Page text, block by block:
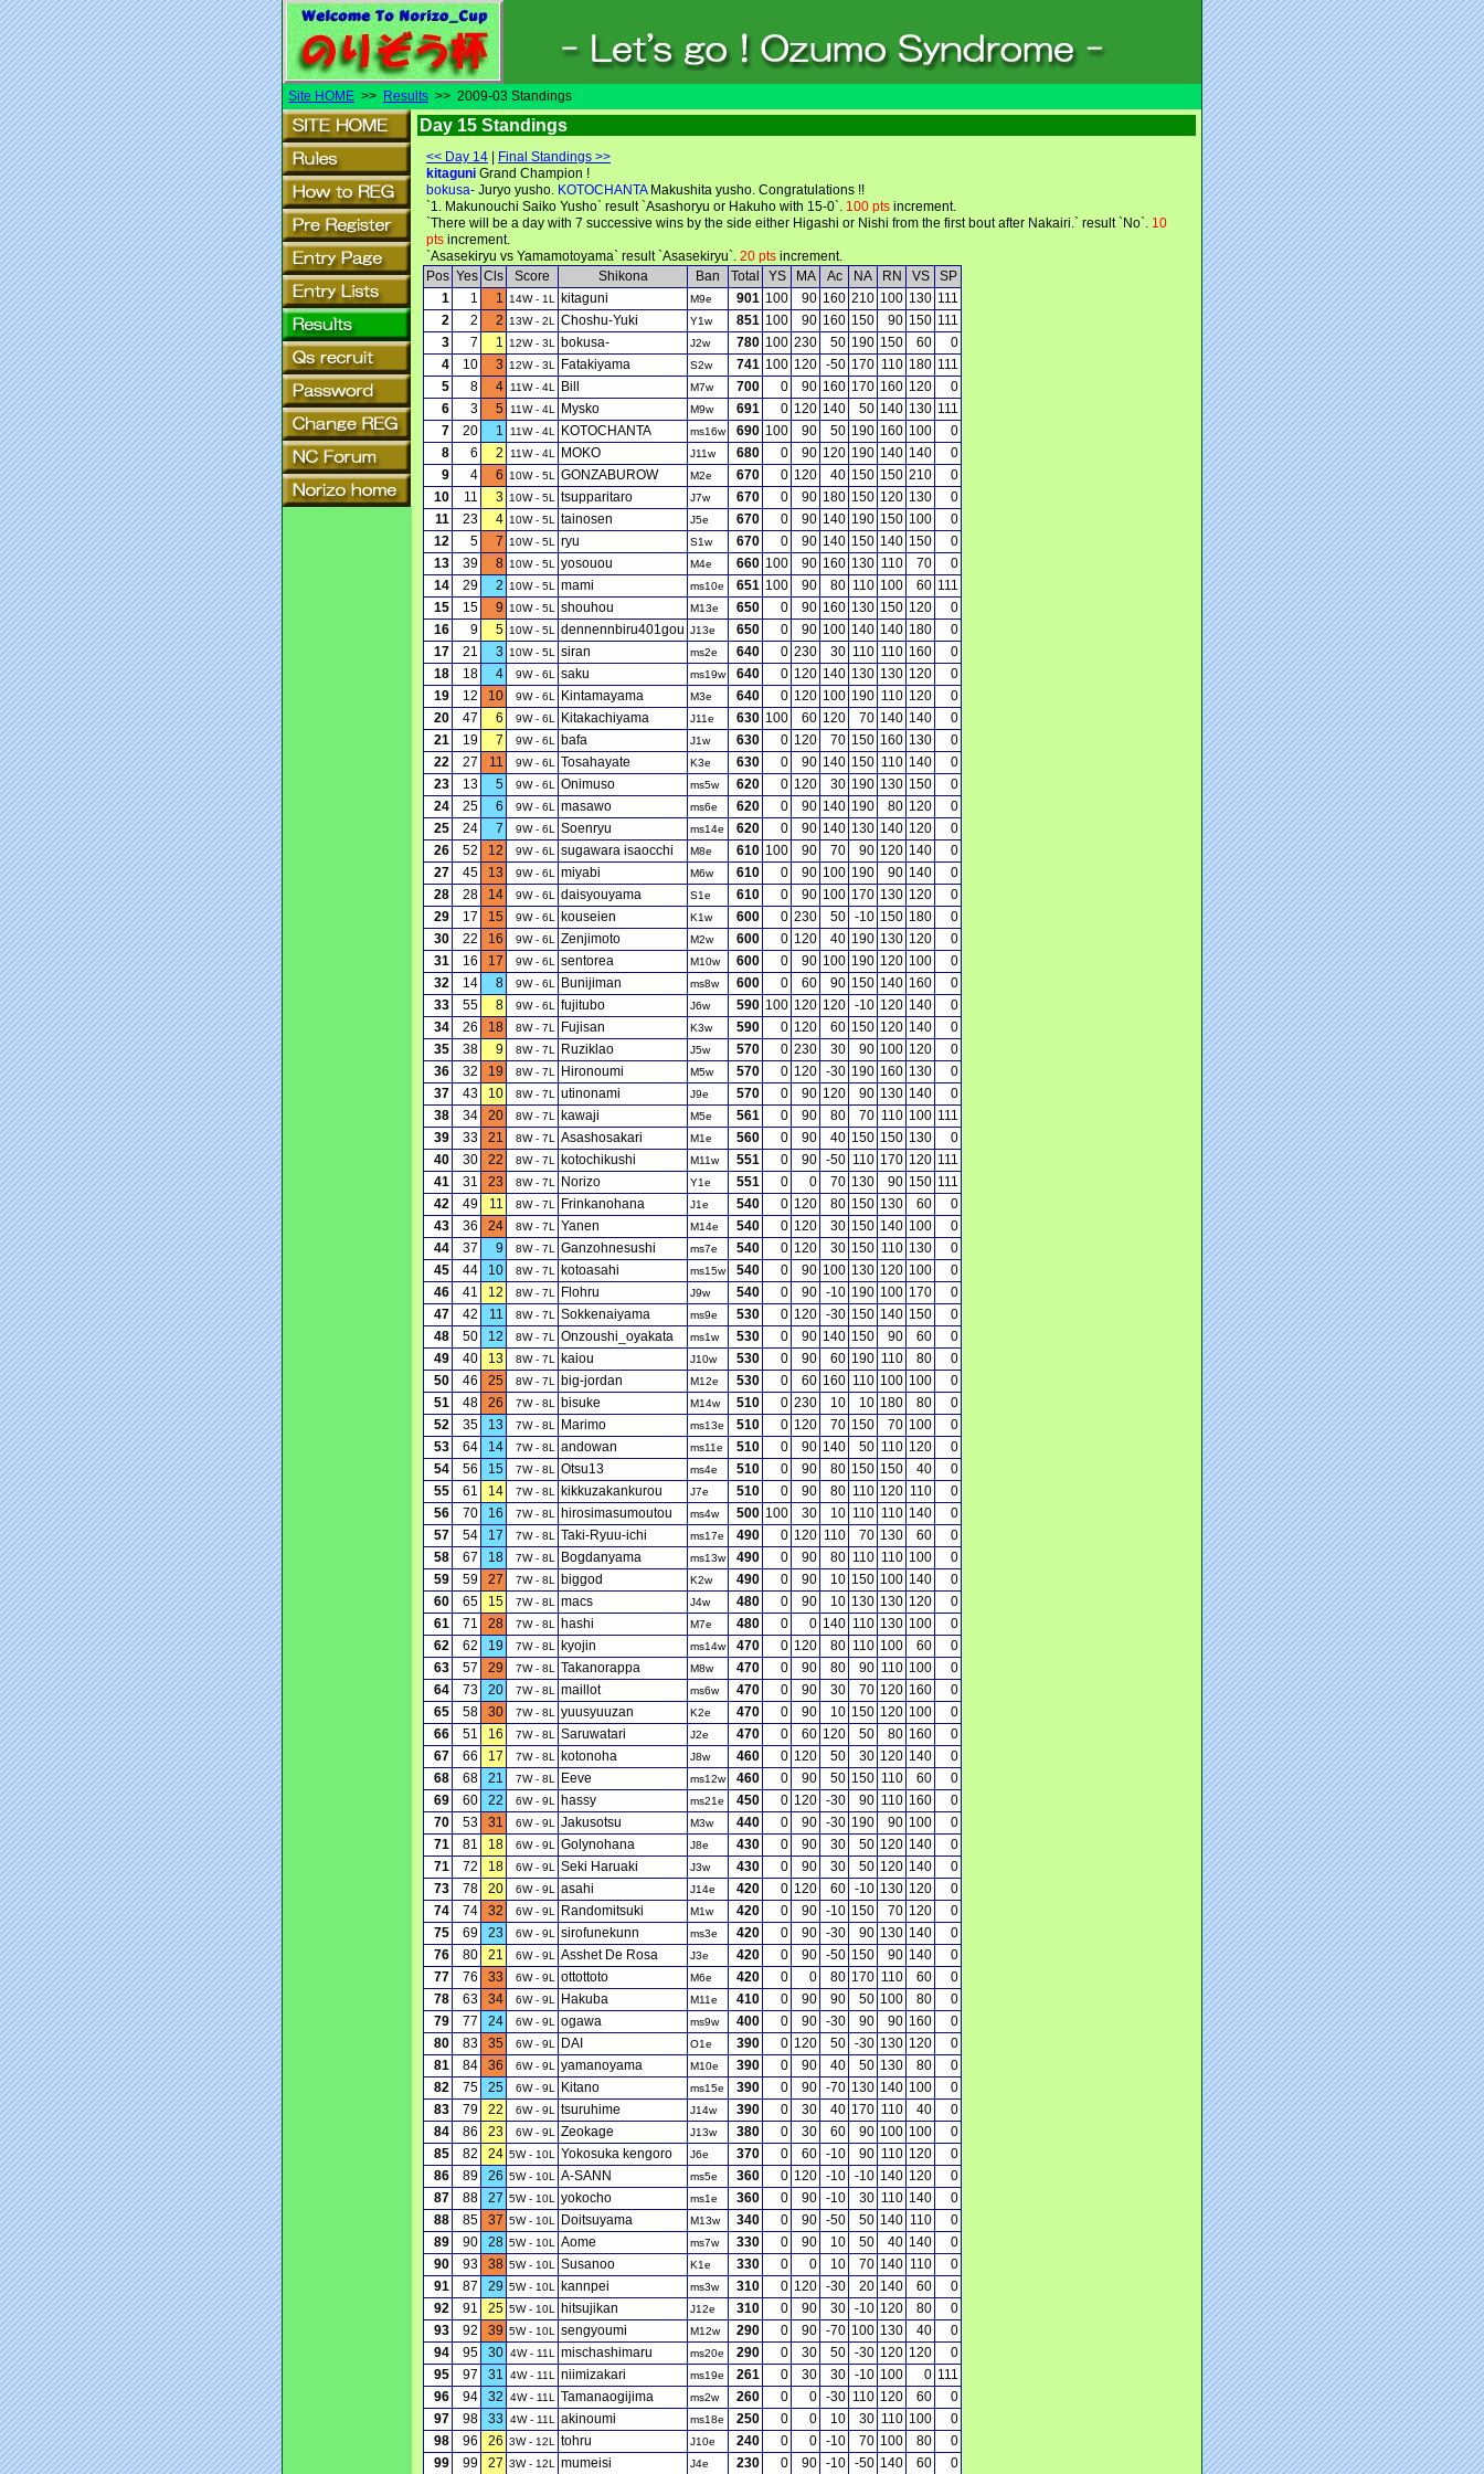
Site HOME >> Results >> 2009-03 Standings
Day 15 Standings
<< Day 14
Final Standings >>
kitaguni Grand Champion !
bokusa- Juryo yusho. KOTOCHANTAMakushita yusho. Congratulations !!
`1. Makunouchi Saiko Yusho` result `Asashoryu or Hakuho with 15-0`. 100 pts increment.
`There will be a day with 7 successive wins by the side either Higashi or Nishi from the first bout after Nakairi.` result `No`. 10
pts increment.
`Asasekiryu vs Yamamotoyama` result `Asasekiryu`. 20 pts increment.
Pos Yes Cls Score Shikona Ban Total YS MA Ac NA RN VS
SP
1
1 1 14W - 1L kitaguni M9e 901 100 90 160 210 100 130 111
2
2 2 13W - 2L Choshu-Yuki Y1w 851 100 90 160 150 90 150 111
3
7 1 12W - 3L bokusa- J2w 780 100 230 50 190 150 60
0
4
10 3 12W - 3L Fatakiyama S2w 741 100 120 -50 170 110 180 111
5
8 4 11W - 4L Bill M7w 700 0 90 160 170 160 120
0
6
3 5 11W - 4L Mysko M9w 691 0 120 140 50 140 130 111
7
20 1 11W - 4L KOTOCHANTA ms16w 690 100 90 50 190 160 100
0
8
6 2 11W - 4L MOKO J11w 680 0 90 120 190 140 140
0
9
4 6 10W - 5L GONZABUROW M2e 670 0 120 40 150 150 210
0
10
11 3 10W - 5L tsupparitaro J7w 670 0 90 180 150 120 130
0
11
23 4 10W - 5L tainosen J5e 670 0 90 140 190 150 100
0
12
5 7 10W - 5L ryu S1w 670 0 90 140 150 140 150
0
13
39 8 10W - 5L yosouou M4e 660 100 90 160 130 110 70
0
14
29 2 10W - 5L mami ms10e 651 100 90 80 110 100 60 111
15
15 9 10W - 5L shouhou M13e 650 0 90 160 130 150 120
0
16
9 5 10W - 5L dennennbiru401gou J13e 650 0 90 100 140 140 180
0
17
21 3 10W - 5L siran ms2e 640 0 230 30 110 110 160
0
18
18 4 9W - 6L saku ms19w 640 0 120 140 130 130 120
0
19
12 10 9W - 6L Kintamayama M3e 640 0 120 100 190 110 120
0
20
47 6 9W - 6L Kitakachiyama J11e 630 100 60 120 70 140 140
0
21
19 7 9W - 6L bafa J1w 630 0 120 70 150 160 130
0
22
27 11 9W - 6L Tosahayate K3e 630 0 90 140 150 110 140
0
23
13 5 9W - 6L Onimuso ms5w 620 0 120 30 190 130 150
0
24
25 6 9W - 6L masawo ms6e 620 0 90 140 190 80 120
0
25
24 7 9W - 6L Soenryu ms14e 620 0 90 140 130 140 120
0
26
52 12 9W - 6L sugawara isaocchi M8e 610 100 90 70 90 120 140
0
27
45 13 9W - 6L miyabi M6w 610 0 90 100 190 90 140
0
28
28 14 9W - 6L daisyouyama S1e 610 0 90 100 170 130 120
0
29
17 15 9W - 6L kouseien K1w 600 0 230 50 -10 150 180
0
30
22 16 9W - 6L Zenjimoto M2w 600 0 120 40 190 130 120
0
31
16 17 9W - 6L sentorea M10w 600 0 90 100 190 120 100
0
32
14 8 9W - 6L Bunijiman ms8w 600 0 60 90 150 140 160
0
33
55 8 9W - 6L fujitubo J6w 590 100 120 120 -10 120 140
0
34
26 18 8W - 7L Fujisan K3w 590 0 120 60 150 120 140
0
35
38 9 8W - 7L Ruziklao J5w 570 0 230 30 90 100 120
0
36
32 19 8W - 7L Hironoumi M5w 570 0 120 -30 190 160 130
0
37
43 10 8W - 7L utinonami J9e 570 0 90 120 90 130 140
0
38
34 20 8W - 7L kawaji M5e 561 0 90 80 70 110 100 111
39
33 21 8W - 7L Asashosakari M1e 560 0 90 40 150 150 130
0
40
30 22 8W - 7L kotochikushi M11w 551 0 90 -50 110 170 120 111
41
31 23 8W - 7L Norizo Y1e 551 0 0 70 130 90 150 111
42
49 11 8W - 7L Frinkanohana J1e 540 0 120 80 150 130 60
0
43
36 24 8W - 7L Yanen M14e 540 0 120 30 150 140 100
0
44
37 9 8W - 7L Ganzohnesushi ms7e 540 0 120 30 150 110 130
0
45
44 10 8W - 7L kotoasahi ms15w 540 0 90 100 130 120 100
0
46
41 12 8W - 7L Flohru J9w 540 0 90 -10 190 100 170
0
47
42 11 8W - 7L Sokkenaiyama ms9e 530 0 120 -30 150 140 150
0
48
50 12 8W - 7L Onzoushi_oyakata ms1w 530 0 90 140 150 90 60
0
49
40 13 8W - 7L kaiou J10w 530 0 90 60 190 110 80
0
50
46 25 8W - 7L big-jordan M12e 530 0 60 160 110 100 100
0
51
48 26 7W - 8L bisuke M14w 510 0 230 10 10 180 80
0
52
35 13 7W - 8L Marimo ms13e 510 0 120 70 150 70 100
0
53
64 14 7W - 8L andowan ms11e 510 0 90 140 50 110 120
0
54
56 15 7W - 8L Otsu13 ms4e 510 0 90 80 150 150 40
0
55
61 14 7W - 8L kikkuzakankurou J7e 510 0 90 80 110 120 110
0
56
70 16 7W - 8L hirosimasumoutou ms4w 500 100 30 10 110 110 140
0
57
54 17 7W - 8L Taki-Ryuu-ichi ms17e 490 0 120 110 70 130 60
0
58
67 18 7W - 8L Bogdanyama ms13w 490 0 90 80 110 110 100
0
59
59 27 7W - 8L biggod K2w 490 0 90 10 150 100 140
0
60
65 15 7W - 8L macs J4w 480 0 90 10 130 130 120
0
61
71 28 7W - 8L hashi M7e 480 0 0 140 110 130 100
0
62
62 19 7W - 8L kyojin ms14w 470 0 120 80 110 100 60
0
63
57 29 7W - 8L Takanorappa M8w 470 0 90 80 90 110 100
0
64
73 20 7W - 8L maillot ms6w 470 0 90 30 70 120 160
0
65
58 30 7W - 8L yuusyuuzan K2e 470 0 90 10 150 120 100
0
66
51 16 7W - 8L Saruwatari J2e 470 0 60 120 50 80 160
0
67
66 17 7W - 8L kotonoha J8w 460 0 120 50 30 120 140
0
68
68 21 7W - 8L Eeve ms12w 460 0 90 50 150 110 60
0
69
60 22 6W - 9L hassy ms21e 450 0 120 -30 90 110 160
0
70
53 31 6W - 9L Jakusotsu M3w 440 0 90 -30 190 90 100
0
71
81 18 6W - 9L Golynohana J8e 430 0 90 30 50 120 140
0
71
72 18 6W - 9L Seki Haruaki J3w 430 0 90 30 50 120 140
0
73
78 20 6W - 9L asahi J14e 420 0 120 60 -10 130 120
0
74
74 32 6W - 9L Randomitsuki M1w 420 0 90 -10 150 70 120
0
75
69 23 6W - 9L sirofunekunn ms3e 420 0 90 -30 90 130 140
0
76
80 21 6W - 9L Asshet De Rosa J3e 420 0 90 -50 150 90 140
0
77
76 33 6W - 9L ottottoto M6e 420 0 0 80 170 110 60
0
78
63 34 6W - 9L Hakuba M11e 410 0 90 90 50 100 80
0
79
77 24 6W - 9L ogawa ms9w 400 0 90 -30 90 90 160
0
80
83 35 6W - 9L DAI O1e 390 0 120 50 -30 130 120
0
81
84 36 6W - 9L yamanoyama M10e 390 0 90 40 50 130 80
0
82
75 25 6W - 9L Kitano ms15e 390 0 90 -70 130 140 100
0
83
79 22 6W - 9L tsuruhime J14w 390 0 30 40 170 110 40
0
84
86 23 6W - 9L Zeokage J13w 380 0 30 60 90 100 100
0
85
82 24 5W - 10L Yokosuka kengoro J6e 370 0 60 -10 90 110 120
0
86
89 26 5W - 10L A-SANN ms5e 360 0 120 -10 -10 140 120
0
87
88 27 5W - 10L yokocho ms1e 360 0 90 -10 30 110 140
0
88
85 37 5W - 10L Doitsuyama M13w 340 0 90 -50 50 140 110
0
89
90 28 5W - 10L Aome ms7w 330 0 90 10 50 40 140
0
90
93 38 5W - 10L Susanoo K1e 330 0 0 10 70 140 110
0
91
87 29 5W - 10L kannpei ms3w 310 0 120 -30 20 140 60
0
92
91 25 5W - 10L hitsujikan J12e 310 0 90 30 -10 120 80
0
93
92 39 5W - 10L sengyoumi M12w 290 0 90 -70 100 130 40
0
94
95 30 4W - 11L mischashimaru ms20e 290 0 30 50 -30 120 120
0
95
97 31 4W - 11L niimizakari ms19e 261 0 30 30 -10 100 0 111
96
94 32 4W - 11L Tamanaogijima ms2w 260 0 0 -30 110 120 60
0
97
98 33 4W - 11L akinoumi ms18e 250 0 0 10 30 110 100
0
98
96 26 3W - 12L tohru J10e 240 0 0 -10 70 100 80
0
99
99 27 3W - 12L mumeisi J4e 230 0 90 -10 -50 140 60 0